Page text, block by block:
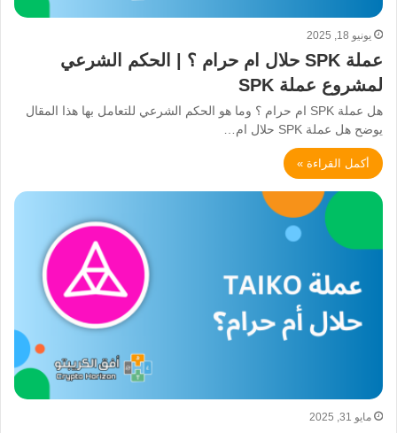
يونيو 18, 2025
عملة SPK حلال ام حرام ؟ | الحكم الشرعي
لمشروع عملة SPK
هل عملة SPK ام حرام ؟ وما هو الحكم الشرعي للتعامل بها هذا المقال
يوضح هل عملة SPK حلال ام…
أكمل القراءة »
مايو 31, 2025